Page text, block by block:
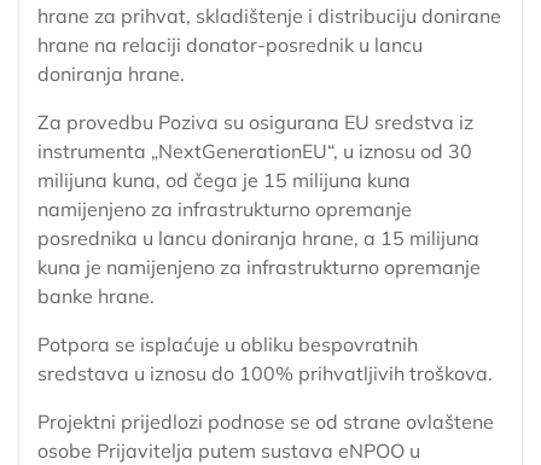
hrane za prihvat, skladištenje i distribuciju donirane
hrane na relaciji donator-posrednik u lancu
doniranja hrane.
Za provedbu Poziva su osigurana EU sredstva iz
instrumenta „NextGenerationEU“, u iznosu od 30
milijuna kuna, od čega je 15 milijuna kuna
namijenjeno za infrastrukturno opremanje
posrednika u lancu doniranja hrane, a 15 milijuna
kuna je namijenjeno za infrastrukturno opremanje
banke hrane.
Potpora se isplaćuje u obliku bespovratnih
sredstava u iznosu do 100% prihvatljivih troškova.
Projektni prijedlozi podnose se od strane ovlaštene
osobe Prijavitelja putem sustava eNPOO u